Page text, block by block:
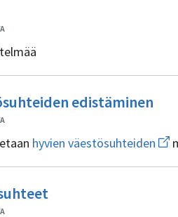
edistäminen
hyvien väestösuhteiden
sisällöntuottajia